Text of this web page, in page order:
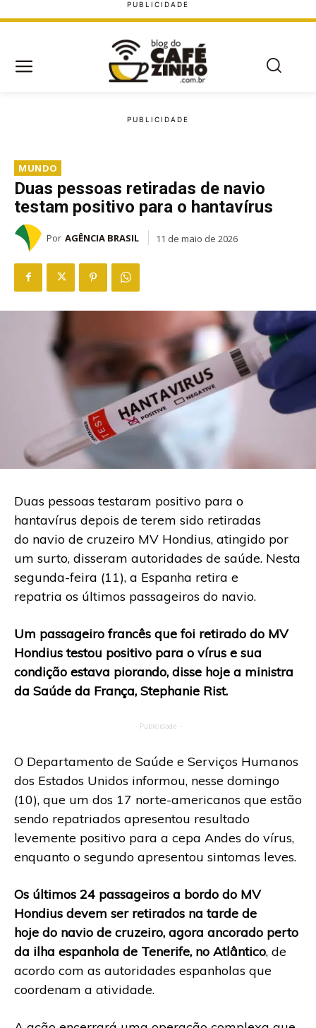
MUNDO
Duas pessoas retiradas de navio
testam positivo para o hantavírus
Por AGÊNCIA BRASIL 11 de maio de 2026
Duas pessoas testaram positivo para o
hantavírus depois de terem sido retiradas
do navio de cruzeiro MV Hondius, atingido por
um surto, disseram autoridades de saúde. Nesta
segunda-feira (11), a Espanha retira e
repatria os últimos passageiros do navio.
Um passageiro francês que foi retirado do MV
Hondius testou positivo para o vírus e sua
condição estava piorando, disse hoje a ministra
da Saúde da França, Stephanie Rist.
- Publicidade -
O Departamento de Saúde e Serviços Humanos
dos Estados Unidos informou, nesse domingo
(10), que um dos 17 norte-americanos que estão
sendo repatriados apresentou resultado
levemente positivo para a cepa Andes do vírus,
enquanto o segundo apresentou sintomas leves.
Os últimos 24 passageiros a bordo do MV
Hondius devem ser retirados na tarde de
hoje do navio de cruzeiro, agora ancorado perto
da ilha espanhola de Tenerife, no Atlântico, de
acordo com as autoridades espanholas que
coordenam a atividade.